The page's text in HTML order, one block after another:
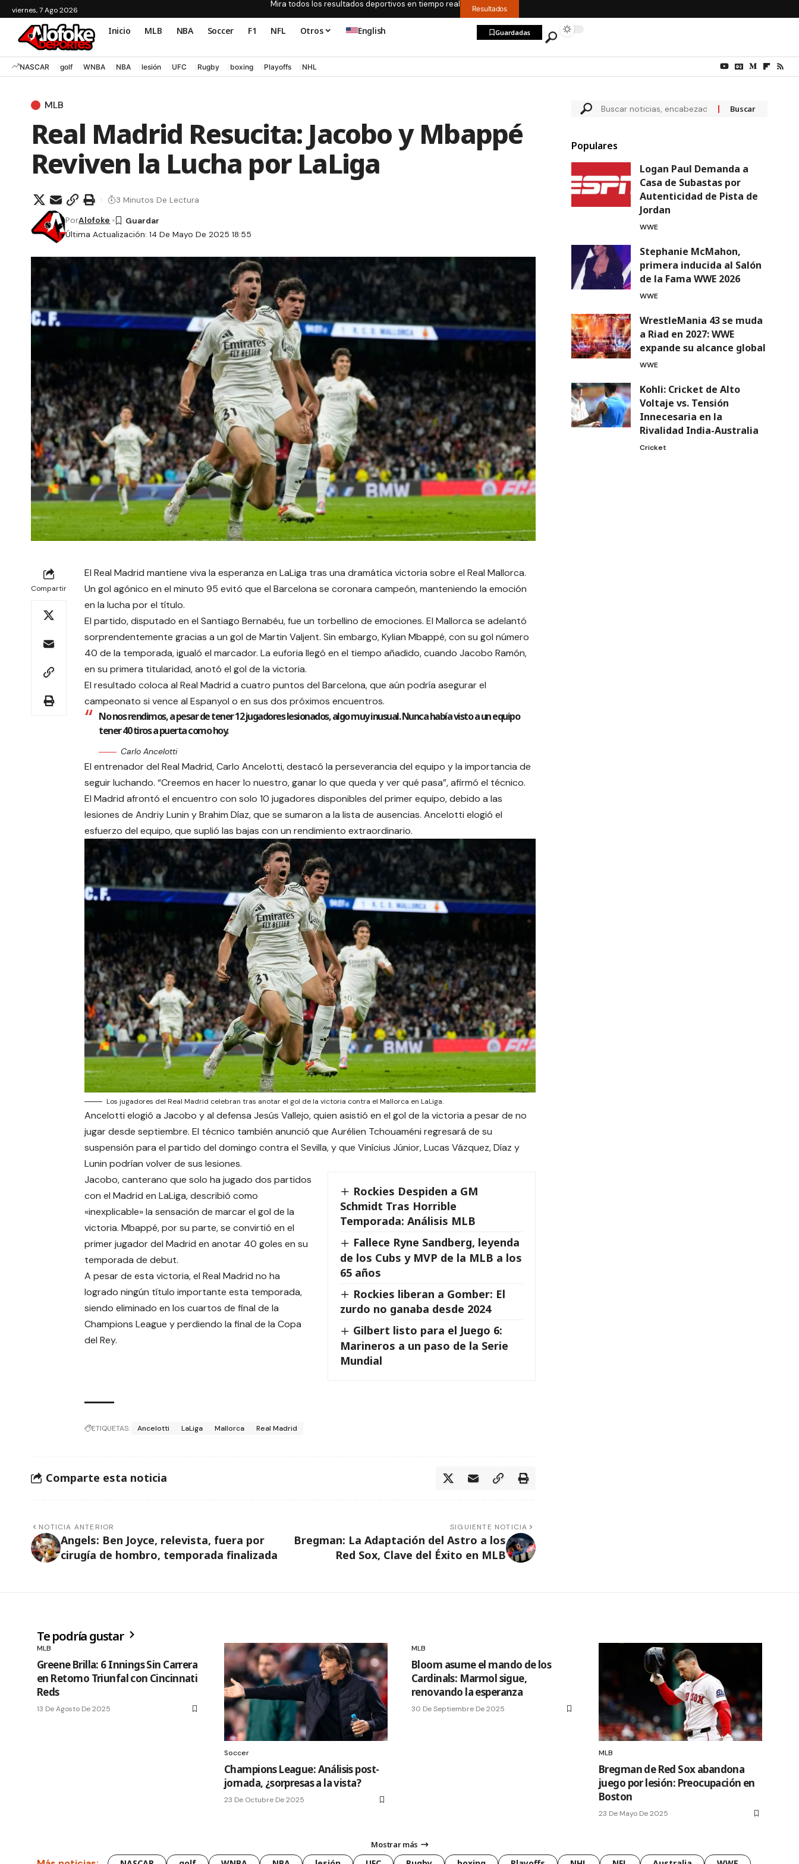
viernes, 7 Ago 2026
Mira todos los resultados deportivos en tiempo real Resultados
Inicio MLB NBA Soccer F1 NFL Otros English Guardadas
NASCAR golf WNBA NBA lesión UFC Rugby boxing Playoffs NHL
MLB
Real Madrid Resucita: Jacobo y Mbappé
Reviven la Lucha por LaLiga
Última Actualización: 14 De Mayo De 2025 18:55
PorAlofoke
3 Minutos De Lectura
Compartir
El Real Madrid mantiene viva la esperanza en LaLiga tras una dramática victoria sobre el Real Mallorca.
Un gol agónico en el minuto 95 evitó que el Barcelona se coronara campeón, manteniendo la emoción
en la lucha por el título.
El partido, disputado en el Santiago Bernabéu, fue un torbellino de emociones. El Mallorca se adelantó
sorprendentemente gracias a un gol de Martin Valjent. Sin embargo, Kylian Mbappé, con su gol número
40 de la temporada, igualó el marcador. La euforia llegó en el tiempo añadido, cuando Jacobo Ramón,
en su primera titularidad, anotó el gol de la victoria.
El resultado coloca al Real Madrid a cuatro puntos del Barcelona, que aún podría asegurar el
campeonato si vence al Espanyol o en sus dos próximos encuentros.
No nos rendimos, a pesar de tener 12 jugadores lesionados, algo muy inusual. Nunca había visto a un equipo
tener 40 tiros a puerta como hoy.
Carlo Ancelotti
El entrenador del Real Madrid, Carlo Ancelotti, destacó la perseverancia del equipo y la importancia de
seguir luchando. “Creemos en hacer lo nuestro, ganar lo que queda y ver qué pasa”, afirmó el técnico.
El Madrid afrontó el encuentro con solo 10 jugadores disponibles del primer equipo, debido a las
lesiones de Andriy Lunin y Brahim Díaz, que se sumaron a la lista de ausencias. Ancelotti elogió el
esfuerzo del equipo, que suplió las bajas con un rendimiento extraordinario.
Los jugadores del Real Madrid celebran tras anotar el gol de la victoria contra el Mallorca en LaLiga.
Ancelotti elogió a Jacobo y al defensa Jesús Vallejo, quien asistió en el gol de la victoria a pesar de no
jugar desde septiembre. El técnico también anunció que Aurélien Tchouaméni regresará de su
suspensión para el partido del domingo contra el Sevilla, y que Vinícius Júnior, Lucas Vázquez, Díaz y
Lunin podrían volver de sus lesiones.
Rockies Despiden a GM
Schmidt Tras Horrible
Temporada: Análisis MLB
Fallece Ryne Sandberg, leyenda
de los Cubs y MVP de la MLB a los
65 años
Rockies liberan a Gomber: El
zurdo no ganaba desde 2024
Gilbert listo para el Juego 6:
Marineros a un paso de la Serie
Mundial
Jacobo, canterano que solo ha jugado dos partidos
con el Madrid en LaLiga, describió como
«inexplicable» la sensación de marcar el gol de la
victoria. Mbappé, por su parte, se convirtió en el
primer jugador del Madrid en anotar 40 goles en su
temporada de debut.
A pesar de esta victoria, el Real Madrid no ha
logrado ningún título importante esta temporada,
siendo eliminado en los cuartos de final de la
Champions League y perdiendo la final de la Copa
del Rey.
ETIQUETAS: Ancelotti LaLiga Mallorca Real Madrid
Comparte esta noticia
NOTICIA ANTERIOR
Angels: Ben Joyce, relevista, fuera por
cirugía de hombro, temporada finalizada
SIGUIENTE NOTICIA
Bregman: La Adaptación del Astro a los
Red Sox, Clave del Éxito en MLB
Populares
Logan Paul Demanda a
Casa de Subastas por
Autenticidad de Pista de
Jordan
WWE
Stephanie McMahon,
primera inducida al Salón
de la Fama WWE 2026
WWE
WrestleMania 43 se muda
a Riad en 2027: WWE
expande su alcance global
WWE
Kohli: Cricket de Alto
Voltaje vs. Tensión
Innecesaria en la
Rivalidad India-Australia
Cricket
Te podría gustar
MLB
Greene Brilla: 6 Innings Sin Carrera
en Retorno Triunfal con Cincinnati
Reds
13 De Agosto De 2025
Soccer
Champions League: Análisis post-
jornada, ¿sorpresas a la vista?
23 De Octubre De 2025
MLB
Bloom asume el mando de los
Cardinals: Marmol sigue,
renovando la esperanza
30 De Septiembre De 2025
MLB
Bregman de Red Sox abandona
juego por lesión: Preocupación en
Boston
23 De Mayo De 2025
Mostrar más